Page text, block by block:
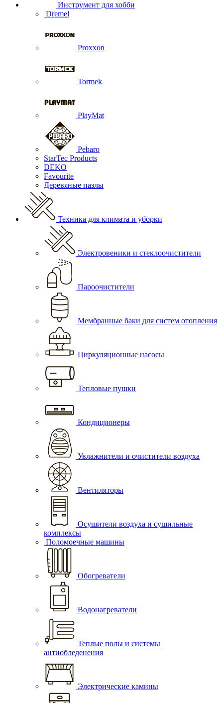
Инструмент для хобби
Dremel
Proxxon
Tormek
PlayMat
Pebaro
StarTec Products
DEKO
Favourite
Деревяные пазлы
Техника для климата и уборки
Электровеники и стеклоочистители
Пароочистители
Мембранные баки для систем отопления
Циркуляционные насосы
Тепловые пушки
Кондиционеры
Увлажнители и очистители воздуха
Вентиляторы
Осушители воздуха и сушильные
комплексы
Поломоечные машины
Обогреватели
Водонагреватели
Теплые полы и системы
антиобледенения
Электрические камины